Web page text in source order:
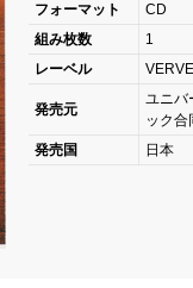
フォーマット
CD
組み枚数
1
レーベル
VERVE
発売元
ユニバ
ック合
発売国
日本